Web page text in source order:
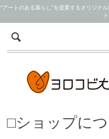
“アートのある暮らし”を提案するオリジナ
□ショップに